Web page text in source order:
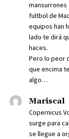
fultbol de
equipos han
lado te dirá
haces.
Pero lo peor
que encima
algo…
Mariscal
Copernicus
surge para
se llegue a